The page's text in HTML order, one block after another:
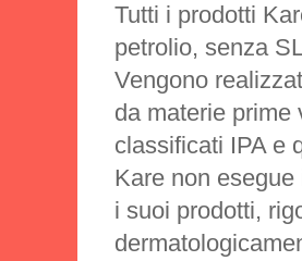
Tutti i prodotti
petrolio, senza
Vengono
da materie
classificati IPA e
Kare non
i suoi prodotti,